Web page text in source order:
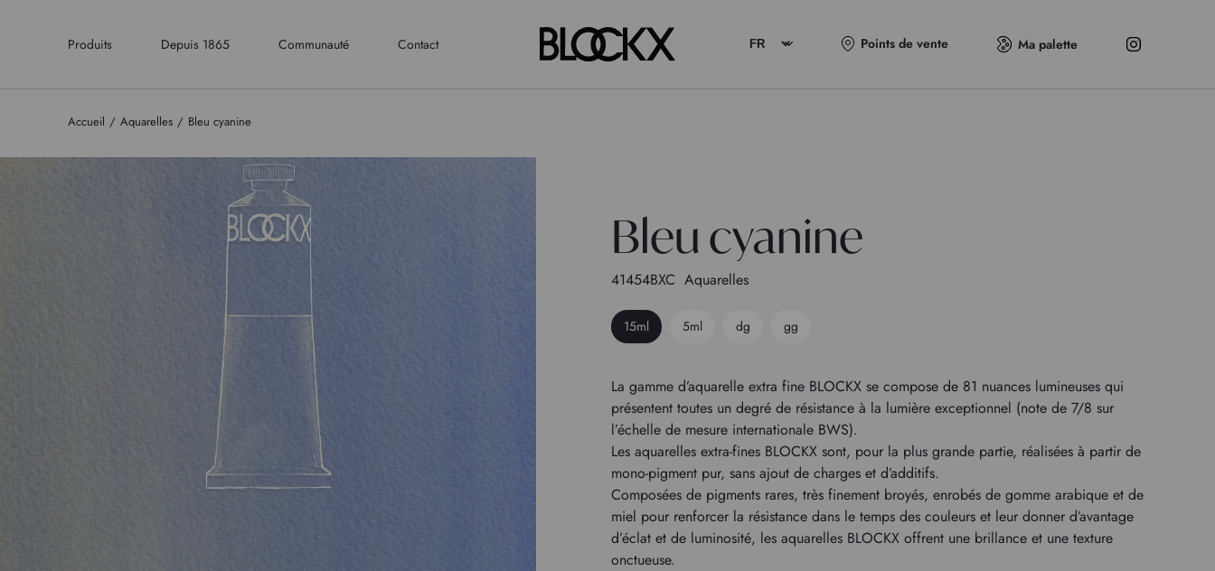
Produits Depuis 1865 Communauté Contact Points de vente Ma palette
Accueil Aquarelles Bleu cyanine
Bleu cyanine
41454BXC Aquarelles
15ml 5ml dg gg
La gamme d’aquarelle extra fine BLOCKX se compose de 81 nuances lumineuses qui
présentent toutes un degré de résistance à la lumière exceptionnel (note de 7/8 sur
l’échelle de mesure internationale BWS).
Les aquarelles extra-fines BLOCKX sont, pour la plus grande partie, réalisées à partir de
mono-pigment pur, sans ajout de charges et d’additifs.
Composées de pigments rares, très finement broyés, enrobés de gomme arabique et de
miel pour renforcer la résistance dans le temps des couleurs et leur donner d’avantage
d’éclat et de luminosité, les aquarelles BLOCKX offrent une brillance et une texture
onctueuse.